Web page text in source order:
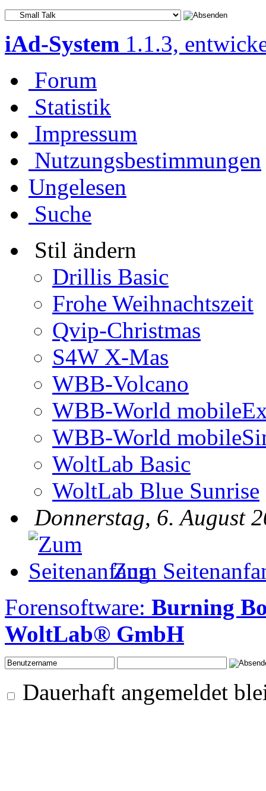
iAd-System 1.1.3,
Forum
Statistik
Impressum
Nutzungsbestimmungen
Ungelesen
Suche
Stil ändern
Drillis Basic
Frohe Weihnachtszeit
Qvip-Christmas
S4W X-Mas
WBB-Volcano
WBB-World
WBB-World
WoltLab Basic
WoltLab Blue Sunrise
Donnerstag, 6. August
Zum
Forensoftware: Burning
WoltLab® GmbH
Dauerhaft angemeldet